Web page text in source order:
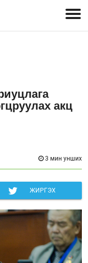
акц
3 мин унших
ЖИРГЭХ